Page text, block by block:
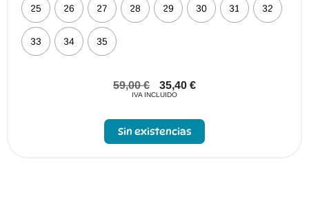
25 26 27 28 29 30 31 32
33 34 35
59,00€ 35,40 €
IVA INCLUIDO
Sin existencias